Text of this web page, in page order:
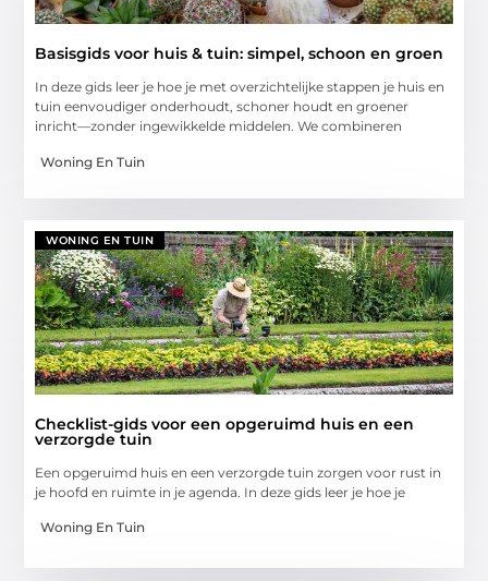
Basisgids voor huis & tuin: simpel, schoon en groen
In deze gids leer je hoe je met overzichtelijke stappen je huis en
tuin eenvoudiger onderhoudt, schoner houdt en groener
inricht—zonder ingewikkelde middelen. We combineren
Woning En Tuin
WONING EN TUIN
Checklist-gids voor een opgeruimd huis en een
verzorgde tuin
Een opgeruimd huis en een verzorgde tuin zorgen voor rust in
je hoofd en ruimte in je agenda. In deze gids leer je hoe je
Woning En Tuin